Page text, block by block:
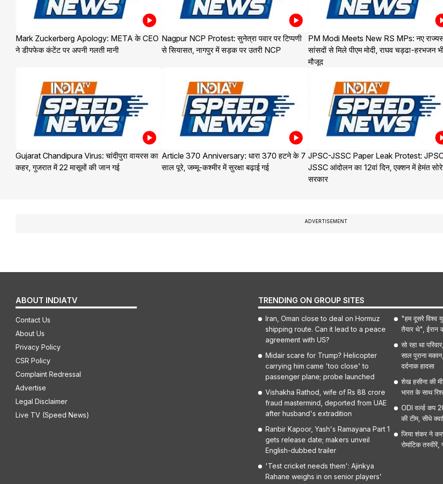
Mark Zuckerberg Apology: META के CEO
ने डीपफेक कंटेंट पर अपनी गलती मानी
Nagpur NCP Protest: सुनेत्रा पवार पर टिप्पणी
से सियासत, नागपुर में सड़क पर उतरी NCP
PM Modi Meets New RS MPs: नए
सांसदों से मिले पीएम मोदी, राघव चड्ढा-हरभजन
मौजूद
Gujarat Chandipura Virus: चांदीपुरा वायरस का
कहर, गुजरात में 22 मासूमों की जान गई
Article 370 Anniversary: धारा 370 हटने के 7
साल पूरे, जम्मू-कश्मीर में सुरक्षा बढ़ाई गई
JPSC-JSSC Paper Leak Protest:
JSSC आंदोलन का 12वां दिन, एक्शन में हेमंत
सरकार
ADVERTISEMENT
ABOUT INDIATV
Contact Us
About Us
Privacy Policy
CSR Policy
Complaint Redressal
Advertise
Legal Disclaimer
Live TV (Speed News)
TRENDING ON GROUP SITES
Iran, Oman close to deal on Hormuz
shipping route. Can it lead to a peace
agreement with US?
Midair scare for Trump? Helicopter
carrying him came 'too close' to
passenger plane; probe launched
Vishakha Rathod, wife of Rs 88 crore
fraud mastermind, deported from UAE
after husband's extradition
Ranbir Kapoor, Yash's Ramayana Part 1
gets release date; makers unveil
English-dubbed trailer
'Test cricket needs them': Ajinkya
Rahane weighs in on senior players'
"हम दूसरे विश्व
तैयार थे", ईरान
सो रहा था
साल पुराना
दर्दनाक हादसा
शेख हसीना की
भारत के साथ
ODI वर्ल्ड कप
की टीम, सीधे
जिया शंकर ने
रोमांटिक